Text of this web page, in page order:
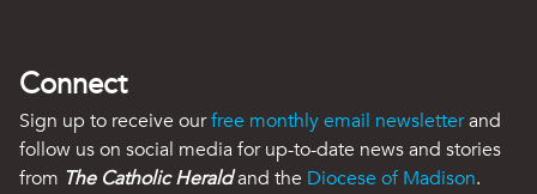
Connect
Sign up to receive ourfree monthly email newsletterand
follow us on social media for up-to-date news and stories
from The Catholic Heraldand the Diocese of Madison.